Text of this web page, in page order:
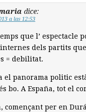
dice:
a las 12:53
que l’ espectacle
dels partits
= debilitat.
el panorama politic
bo. A España, tot el
començant per en